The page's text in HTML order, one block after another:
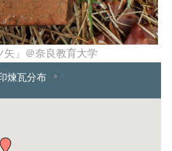
矢」＠奈良教育大学